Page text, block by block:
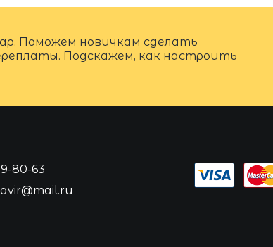
Поможем новичкам сделать
Подскажем, как настроить
80-63